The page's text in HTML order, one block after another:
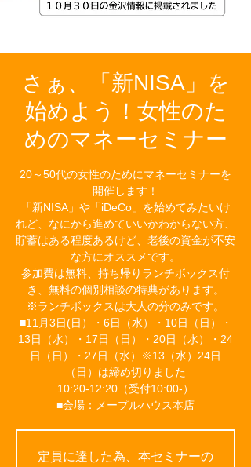
さぁ、「新NISA」を
始めよう！女性のた
めのマネーセミナー
20～50代の女性のためにマネーセミナーを
開催します！
「新NISA」や「iDeCo」を始めてみたいけ
れど、なにから進めていいかわからない方、
貯蓄はある程度あるけど、老後の資金が不安
な方にオススメです。
参加費は無料、持ち帰りランチボックス付
き、無料の個別相談の特典があります。
※ランチボックスは大人の分のみです。
■11月3日(日）・6日（水）・10日（日）・
13日（水）・17日（日）・20日（水）・24
日（日）・27日（水）※13（水）24日
（日）は締め切りました
10:20-12:20（受付10:00-）
■会場：メープルハウス本店
定員に達した為、本セミナーの